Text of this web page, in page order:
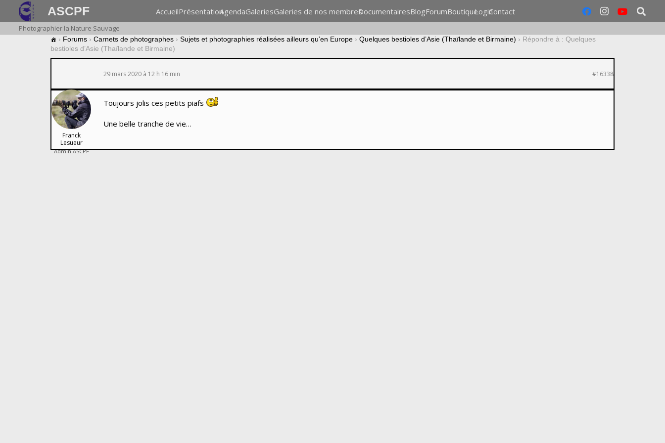
ASCPF AccueilPrésentationAgendaGaleriesGaleries de nos membresDocumentairesBlogForumBoutiqueLoginContact
Photographier la Nature Sauvage
› Forums › Carnets de photographes › Sujets et photographies réalisées ailleurs qu’en Europe › Quelques bestioles d’Asie (Thaïlande et Birmaine) › Répondre à : Quelques
bestioles d’Asie (Thaïlande et Birmaine)
29 mars 2020 à 12 h 16 min #16338
Franck
Lesueur
Admin ASCPF
Toujours jolis ces petits piafs
Une belle tranche de vie…